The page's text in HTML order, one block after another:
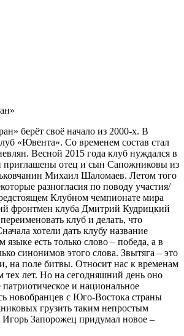
берёт своё начало из 2000-х. В
«Ювента». Со временем состав стал
Весной 2015 года клуб нуждался в
отец и сын Сапожниковы из
Михаил Шаломаев. Летом того
разногласия по поводу участия/
Клубном чемпионате мира
фронтмен клуба Дмитрий Кудрицкий
клуб и делать, что
хотели дать клубу название
языке есть только слово – победа, а в
синонимов этого слова. Звытяга – это
на поле битвы. Относит нас к временам
тех лет. Но на сегодняшний день оно
и национальное
новобранцев с Юго-Востока страны
грузить таким непростым
Запорожец придумал новое –